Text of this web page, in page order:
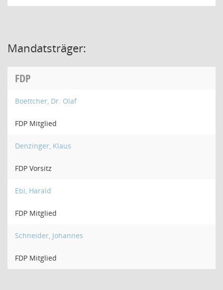
Mandatsträger:
FDP
Boettcher, Dr. Olaf
FDP Mitglied
Denzinger, Klaus
FDP Vorsitz
Ebi, Harald
FDP Mitglied
Schneider, Johannes
FDP Mitglied